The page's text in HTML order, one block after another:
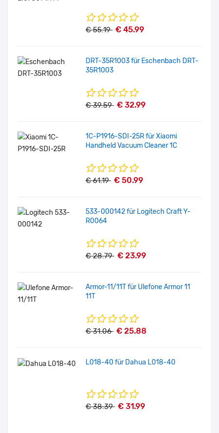
€ 55.19 € 45.99
DRT-35R1003 für Eschenbach DRT-
35R1003
€ 39.59 € 32.99
1C-P1916-SDI-25R für Xiaomi
Handheld Vacuum Cleaner 1C
€ 61.19 € 50.99
533-000142 für Logitech Craft Y-
R0064
€ 28.79 € 23.99
Armor-11/11T für Ulefone Armor 11
11T
€ 31.06 € 25.88
L018-40 für Dahua L018-40
€ 38.39 € 31.99